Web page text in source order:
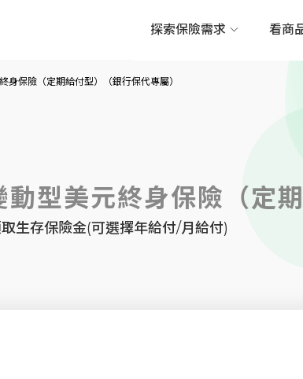
探索保險需求 看商
身保險（定期給付型）（銀行保代專屬）
型美元終身保險（定
生存保險金(可選擇年給付/月給付)